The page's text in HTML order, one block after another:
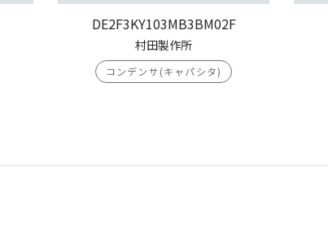
DE2F3KY103MB3BM02F
村田製作所
コンデンサ(キャパシタ)